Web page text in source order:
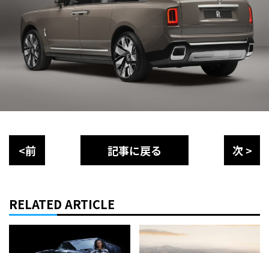
<前 記事に戻る 次 >
RELATED ARTICLE